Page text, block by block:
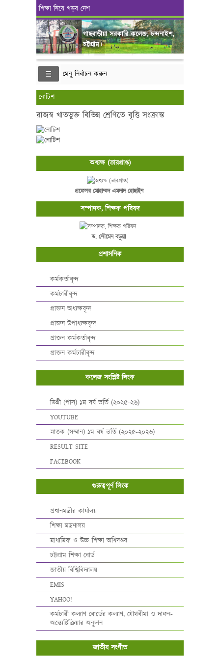
শিক্ষা নিয়ে গড়ব দেশ
গাছবাড়ীয়া সরকারি কলেজ, চন্দনাইশ,
চট্টগ্রাম।
মেনু নির্বাচন করুন
নোটিশ
রাজস্ব খাতভুক্ত বিভিন্ন শ্রেণিতে বৃত্তি সংক্রান্ত
অধ্যক্ষ (ভারপ্রাপ্ত)
প্রফেসর মোহাম্মদ এমদাদ হোছাইন
সম্পাদক, শিক্ষক পরিষদ
ড. সৌমেন বড়ুয়া
প্রশাসনিক
কর্মকর্তাবৃন্দ
কর্মচারীবৃন্দ
প্রাক্তন অধ্যক্ষবৃন্দ
প্রাক্তন উপাধ্যক্ষবৃন্দ
প্রাক্তন কর্মকর্তাবৃন্দ
প্রাক্তন কর্মচারীবৃন্দ
কলেজ সংশ্লিষ্ট লিংক
ডিগ্রী (পাস) ১ম বর্ষ ভর্তি (২০২৫-২৬)
YOUTUBE
স্নাতক (সম্মান) ১ম বর্ষ ভর্তি (২০২৫-২০২৬)
RESULT SITE
FACEBOOK
গুরুত্বপূর্ণ লিংক
প্রধানমন্ত্রীর কার্যালয়
শিক্ষা মন্ত্রণালয়
মাধ্যমিক ও উচ্চ শিক্ষা অধিদপ্তর
চট্টগ্রাম শিক্ষা বোর্ড
জাতীয় বিশ্বিবিদ্যালয়
EMIS
YAHOO!
কর্মচারী কল্যাণ বোর্ডের কল্যাণ, যৌথবীমা ও দাফন-
অন্ত্যেষ্টিক্রিয়ার অনুদান
জাতীয় সংগীত